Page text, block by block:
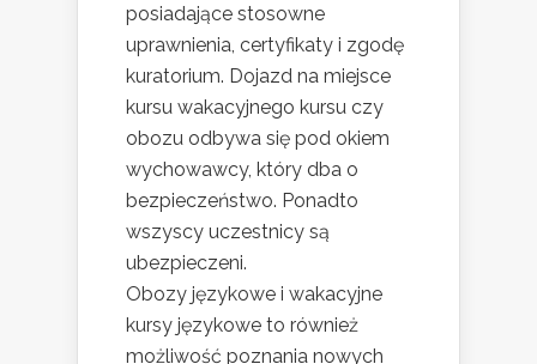
posiadające stosowne
uprawnienia, certyfikaty i zgodę
kuratorium. Dojazd na miejsce
kursu wakacyjnego kursu czy
obozu odbywa się pod okiem
wychowawcy, który dba o
bezpieczeństwo. Ponadto
wszyscy uczestnicy są
ubezpieczeni.
Obozy językowe i wakacyjne
kursy językowe to również
możliwość poznania nowych